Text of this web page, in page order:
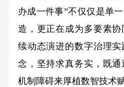
办成一件事”不仅仅是单
造，更正在成为多要素
续动态演进的数字治理
念，坚持求真务实，既通
机制障碍来厚植数智技术